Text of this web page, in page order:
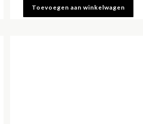
Toevoegen aan winkelwagen